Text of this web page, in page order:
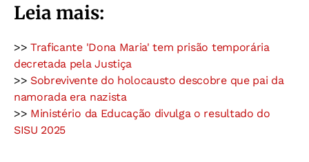
Leia mais:
>>Traficante 'Dona Maria' tem prisão temporária
decretada pela Justiça
>> Sobrevivente do holocausto descobre que pai da
namorada era nazista
>> Ministério da Educação divulga o resultado do
SISU 2025